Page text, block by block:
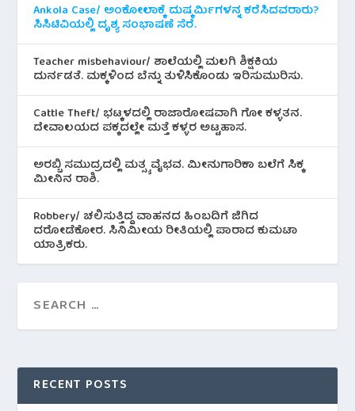
Ankola Case/ ಅಂಕೋಲಾಕ್ಕೆ ದುಷ್ಕರ್ಮಿಗಳನ್ನ ಕರೆಸಿದವರಾರು?
ಸಿಸಿಟಿವಿಯಲ್ಲಿ ದೃಶ್ಯ ಸಂಭಾಷಣೆ ಸೆರೆ.
Teacher misbehaviour/ ಶಾಲೆಯಲ್ಲಿ ಮಲಗಿ ಶಿಕ್ಷಕಿಯ
ದುರ್ನಡತೆ. ಮಕ್ಕಳಿಂದ ಬೆನ್ನು ತುಳಿಸಿಕೊಂಡು ಇರಿಸುಮುರಿಸು.
Cattle Theft/ ಭಟ್ಕಳದಲ್ಲಿ ರಾಜಾರೋಷವಾಗಿ ಗೋ ಕಳ್ಳತನ.
ದೇವಾಲಯದ ಪಕ್ಕದಲ್ಲೇ ಮತ್ತೆ ಕಳ್ಳರ ಅಟ್ಟಹಾಸ.
ಅರಬ್ಬಿ ಸಮುದ್ರದಲ್ಲಿ ಮತ್ಸ್ಯ ವೈಭವ. ಮೀನುಗಾರಿಕಾ ಬಲೆಗೆ ಸಿಕ್ಕ
ಮೀನಿನ‌ ರಾಶಿ.
Robbery/ ಚಲಿಸುತ್ತಿದ್ದ ವಾಹನದ ಹಿಂಬದಿಗೆ ಜಿಗಿದ
ದರೋಡೆಕೋರ. ಸಿನಿಮೀಯ ರೀತಿಯಲ್ಲಿ ಪಾರಾದ ಕುಮಟಾ
ಯಾತ್ರಿಕರು.
RECENT POSTS